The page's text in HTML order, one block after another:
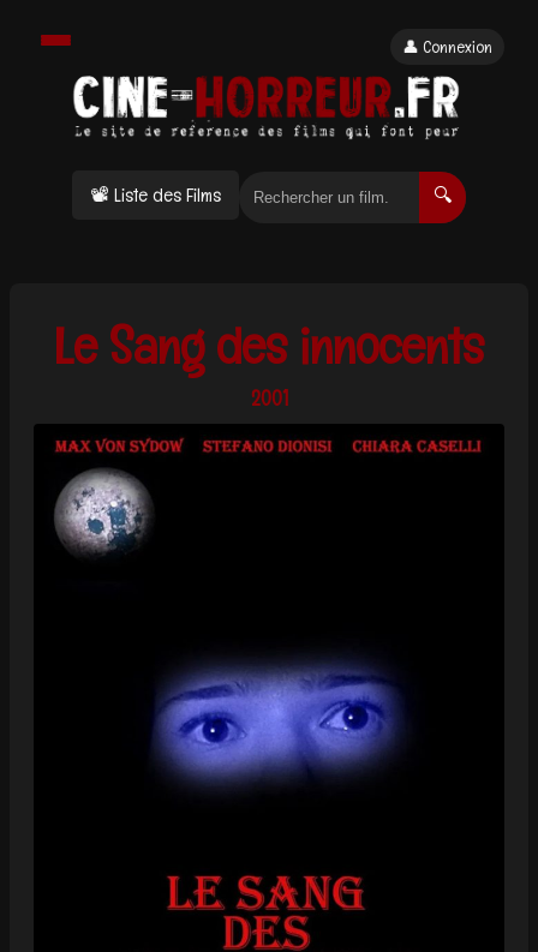
📽 Liste des Films 🔍
👤 Connexion
Le Sang des innocents
2001